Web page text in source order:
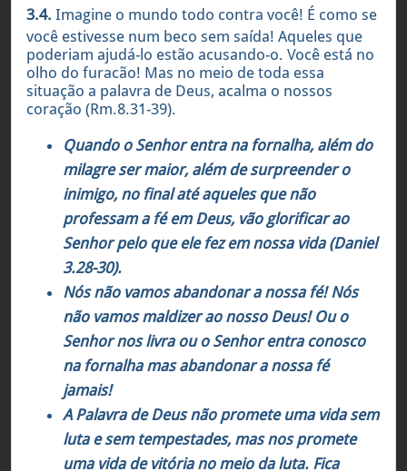
3.4. Imagine o mundo todo contra você! É como se
você estivesse num beco sem saída! Aqueles que
poderiam ajudá-lo estão acusando-o. Você está no
olho do furacão! Mas no meio de toda essa
situação a palavra de Deus, acalma o nossos
coração (Rm.8.31-39).
Quando o Senhor entra na fornalha, além do
milagre ser maior, alémdesurpreender o
inimigo, no final até aqueles que não
professam a fé em Deus, vão glorificar ao
Senhor pelo que ele fez em nossa vida (Daniel
3.28-30).
Nós não vamos abandonar a nossa fé! Nós
não vamos maldizer ao nosso Deus! Ou o
Senhor nos livra ou o Senhor entra conosco
na fornalha mas abandonar a nossa fé
jamais!
A Palavra de Deus não promete uma vida sem
luta e sem tempestades, mas nos promete
uma vida de vitória no meio da luta. Fica